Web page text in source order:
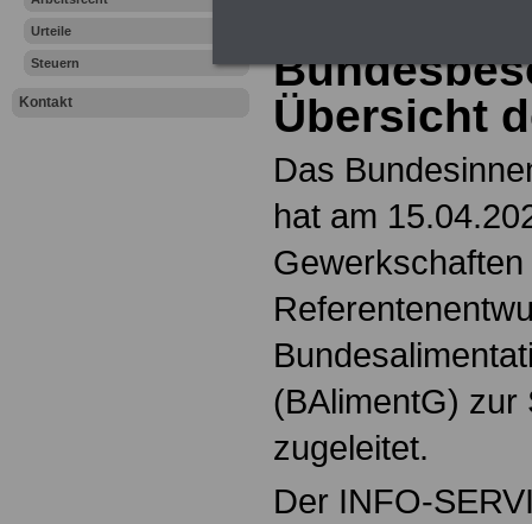
Urteile
Steuern
Kontakt
Übersicht
Das
hat am
(BAlimentG) zur
zugeleitet.
Der INFO-